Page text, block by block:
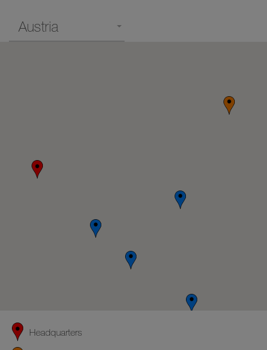
Headquarters